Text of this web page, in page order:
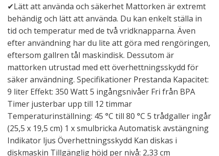
✔Lätt att använda och säkerhet Mattorken är extremt
behändig och lätt att använda. Du kan enkelt ställa in
tid och temperatur med de två vridknapparna. Även
efter användning har du lite att göra med rengöringen,
eftersom gallren tål maskindisk. Dessutom är
mattorken utrustad med ett överhettningsskydd för
säker användning. Specifikationer Prestanda Kapacitet:
9 liter Effekt: 350 Watt 5 ingångsnivåer Fri från BPA
Timer justerbar upp till 12 timmar
Temperaturinställning: 45 °C till 80 °C 5 trådgaller ingår
(25,5 x 19,5 cm) 1 x smulbricka Automatisk avstängning
Indikator ljus Överhettningsskydd Kan diskas i
diskmaskin Tillgänglig höjd per nivå: 2,33 cm